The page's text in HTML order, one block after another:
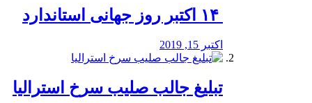
اکتبر 15, 2019
تبلیغ جالب صلیب سرخ استرالیا